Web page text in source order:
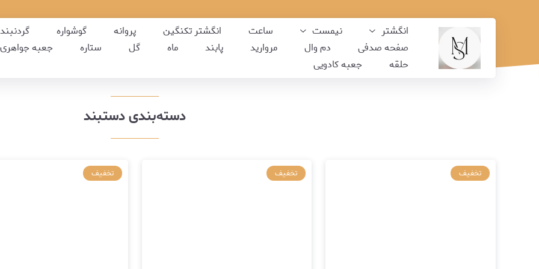
انگشتر
نیمست ساعت انگشتر تکنگین پروانه گوشواره گردنبند
صفحه صدفی
دم وال مروارید پابند ماه گل ستاره جعبه جواهری
حلقه
جعبه کادویی
دسته‌بندی دستبند
تخفیف تخفیف تخفیف